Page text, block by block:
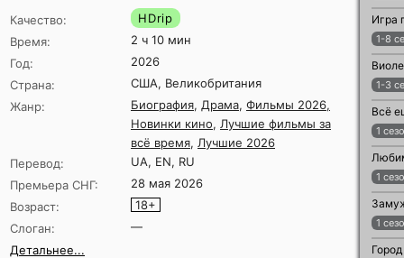
Качество:
HDrip
Время:
2 ч 10 мин
Год:
2026
Страна:
США, Великобритания
Жанр:
Биография, Драма, Фильмы 2026,
Новинки кино, Лучшие фильмы за
всё время, Лучшие 2026
Перевод:
UA, EN, RU
Премьера СНГ:
28 мая 2026
Возраст:
18+
Слоган:
—
Детальнее...
Игра
1-8
1-3
Всё
1
1
1